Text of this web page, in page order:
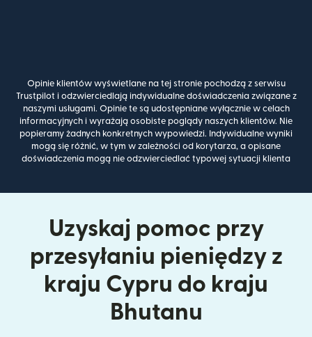
Opinie klientów wyświetlane na tej stronie pochodzą z serwisu
Trustpilot i odzwierciedlają indywidualne doświadczenia związane z
naszymi usługami. Opinie te są udostępniane wyłącznie w celach
informacyjnych i wyrażają osobiste poglądy naszych klientów. Nie
popieramy żadnych konkretnych wypowiedzi. Indywidualne wyniki
mogą się różnić, w tym w zależności od korytarza, a opisane
doświadczenia mogą nie odzwierciedlać typowej sytuacji klienta
Uzyskaj pomoc przy
przesyłaniu pieniędzy z
kraju Cypru do kraju
Bhutanu